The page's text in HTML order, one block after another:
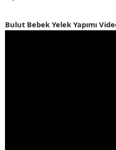
Bulut Bebek Yelek Yapımı